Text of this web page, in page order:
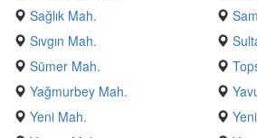
Sağlık Mah.
Sıvgın Mah.
Sümer Mah.
Yağmurbey Mah.
Yeni Mah.